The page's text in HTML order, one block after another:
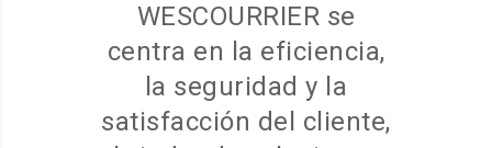
WESCOURRIER se
centra en la eficiencia,
la seguridad y la
satisfacción del cliente,